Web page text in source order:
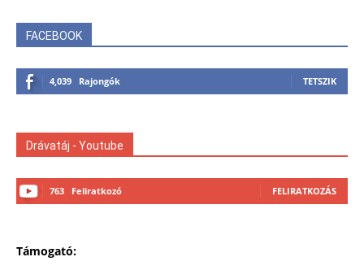
FACEBOOK
4,039 Rajongók TETSZIK
Drávatáj - Youtube
763 Feliratkozó FELIRATKOZÁS
Támogató: